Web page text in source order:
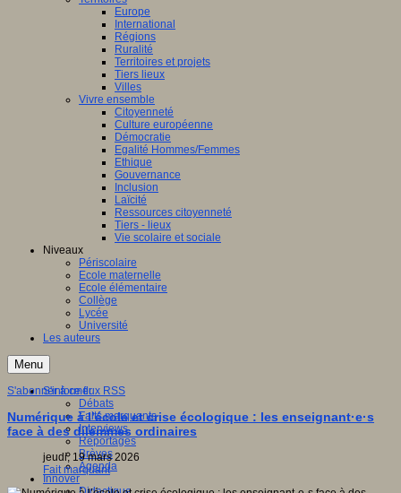
Europe
International
Régions
Ruralité
Territoires et projets
Tiers lieux
Villes
Vivre ensemble
Citoyenneté
Culture européenne
Démocratie
Egalité Hommes/Femmes
Ethique
Gouvernance
Inclusion
Laïcité
Ressources citoyenneté
Tiers - lieux
Vie scolaire et sociale
Niveaux
Périscolaire
Ecole maternelle
Ecole élémentaire
Collège
Lycée
Université
Les auteurs
Menu
S'informer
Débats
Faits marquants
Interviews
Reportages
Brèves
Agenda
Innover
S'abonner à ce flux RSS
Numérique à l’école et crise écologique : les enseignant·e·s
face à des dilemmes ordinaires
jeudi, 19 mars 2026
Fait marquant